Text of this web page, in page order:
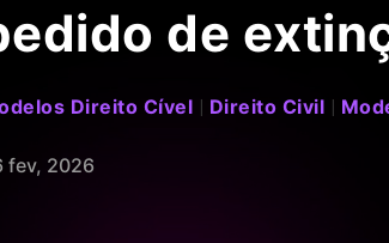
de
Direito Cível | Direito Civil |
fev, 2026